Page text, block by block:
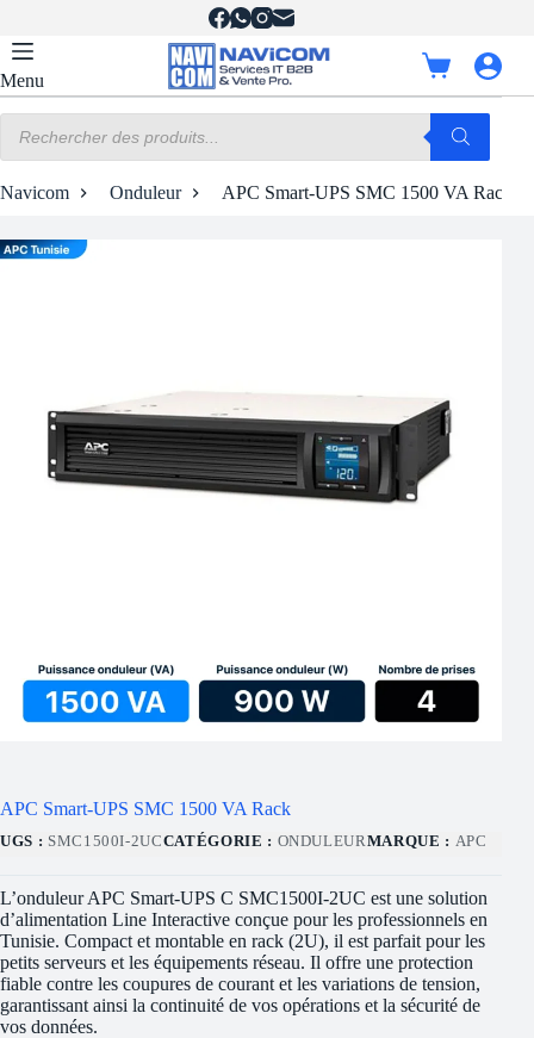
contenu
Menu
Panier
d’achat
produits
Navicom Onduleur APC Smart-UPS SMC 1500 VA Rack
APC Smart-UPS SMC 1500 VA Rack
UGS : SMC1500I-2UCCATÉGORIE : ONDULEURMARQUE : APC
L’onduleur APC Smart-UPS C SMC1500I-2UC est une solution
d’alimentation Line Interactive conçue pour les professionnels en
Tunisie. Compact et montable en rack (2U), il est parfait pour les
petits serveurs et les équipements réseau. Il offre une protection
fiable contre les coupures de courant et les variations de tension,
garantissant ainsi la continuité de vos opérations et la sécurité de
vos données.